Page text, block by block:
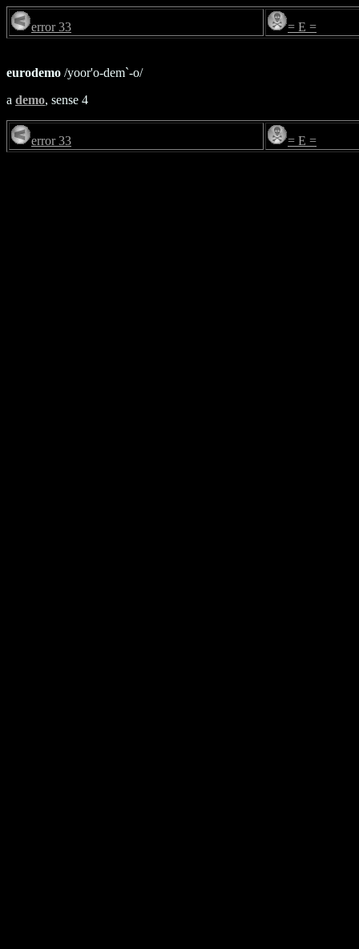
error 33 = E =
eurodemo /yoor'o-dem`-o/
a demo, sense 4
error 33 = E =